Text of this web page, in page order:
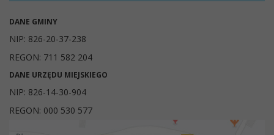
DANE GMINY
NIP: 826-20-37-238
REGON: 711 582 204
DANE URZĘDU MIEJSKIEGO
NIP: 826-14-30-904
REGON: 000 530 577